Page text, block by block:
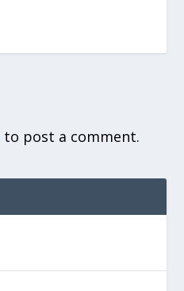
to post a comment.